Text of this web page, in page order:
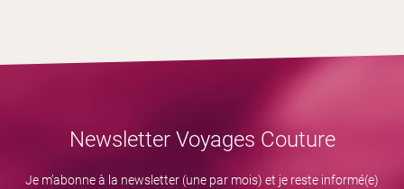
Newsletter Voyages Couture
Je m’abonne à la newsletter (une par mois) et je reste informé(e)